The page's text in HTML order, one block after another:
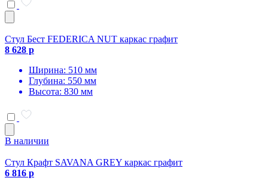
Стул Бест FEDERICA NUT каркас графит
8 628 р
Ширина: 510 мм
Глубина: 550 мм
Высота: 830 мм
В наличии
Стул Крафт SAVANA GREY каркас графит
6 816 р